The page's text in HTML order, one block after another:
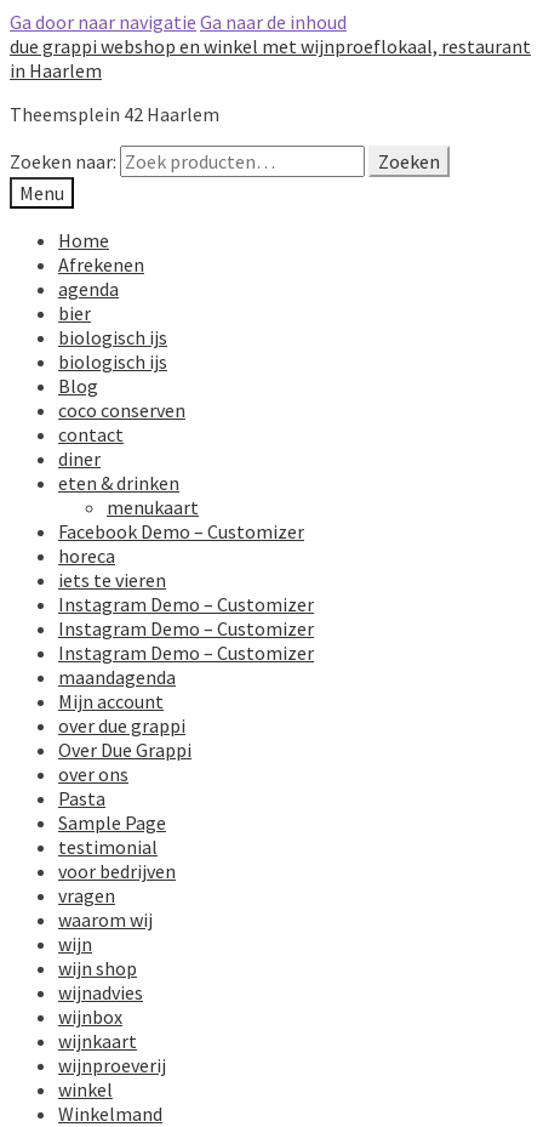
Ga door naar navigatie Ga naar de inhoud
due grappi webshop en winkel met wijnproeflokaal, restaurant
in Haarlem
Theemsplein 42 Haarlem
Zoeken naar:
Zoeken
Menu
Home
Afrekenen
agenda
bier
biologisch ijs
biologisch ijs
Blog
coco conserven
contact
diner
eten & drinken
menukaart
Facebook Demo – Customizer
horeca
iets te vieren
Instagram Demo – Customizer
Instagram Demo – Customizer
Instagram Demo – Customizer
maandagenda
Mijn account
over due grappi
Over Due Grappi
over ons
Pasta
Sample Page
testimonial
voor bedrijven
vragen
waarom wij
wijn
wijn shop
wijnadvies
wijnbox
wijnkaart
wijnproeverij
winkel
Winkelmand